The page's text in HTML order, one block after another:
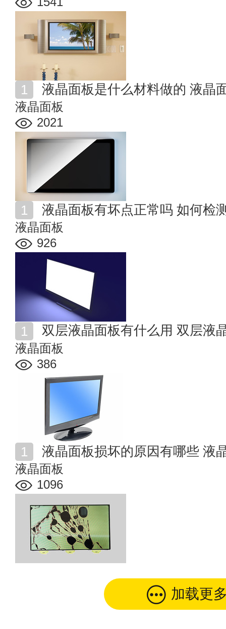
液晶面板是什么材料做的 液晶
液晶面板
2021
液晶面板有坏点正常吗 如何检
液晶面板
926
双层液晶面板有什么用 双层液
液晶面板
386
液晶面板损坏的原因有哪些 液
液晶面板
1096
加载更